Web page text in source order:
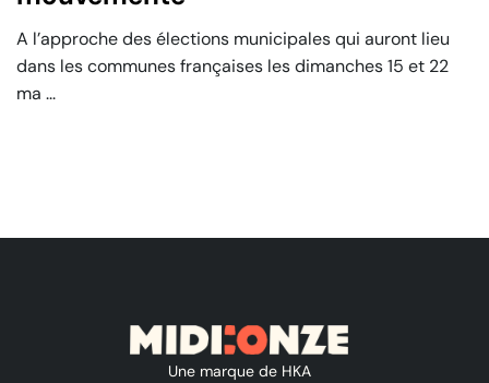
‍A l’approche des élections municipales qui auront lieu
dans les communes françaises les dimanches 15 et 22
ma ...
Une marque de HKA